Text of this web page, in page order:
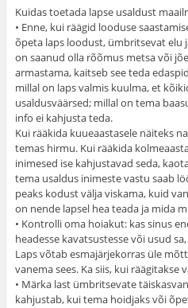
Kuidas toetada lapse usaldust
• Enne, kui räägid looduse
õpeta laps loodust, ümbritsevat elu
on saanud olla rõõmus metsa või
armastama, kaitseb see teda
millal on laps valmis kuulma, et
usaldusväärsed; millal on tema
info ei kahjusta teda.
Kui rääkida kuueaastasele näiteks
temas hirmu. Kui rääkida
inimesed ise kahjustavad seda,
tema usaldus inimeste vastu saab
peaks kodust välja viskama, kuid
on nende lapsel hea teada ja mida
• Kontrolli oma hoiakut: kas sinus
headesse kavatsustesse või usud
Laps võtab esmajärjekorras üle
vanema sees. Ka siis, kui räägitakse
• Märka last ümbritsevate
kahjustab, kui tema hoidjaks või